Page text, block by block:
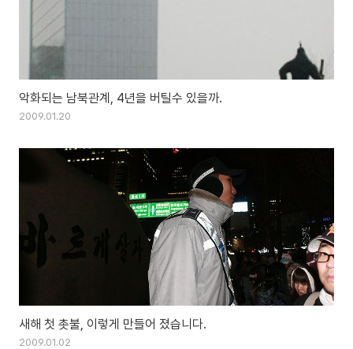
악화되는 남북관계, 4년을 버틸수 있을까.
2009.01.20
새해 첫 촛불, 이렇게 만들어 졌습니다.
2009.01.02